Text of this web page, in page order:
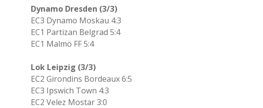
Dynamo Dresden (3/3)
EC3 Dynamo Moskau 4:3
EC1 Partizan Belgrad 5:4
EC1 Malmö FF 5:4
Lok Leipzig (3/3)
EC2 Girondins Bordeaux 6:5
EC3 Ipswich Town 4:3
EC2 Velez Mostar 3:0